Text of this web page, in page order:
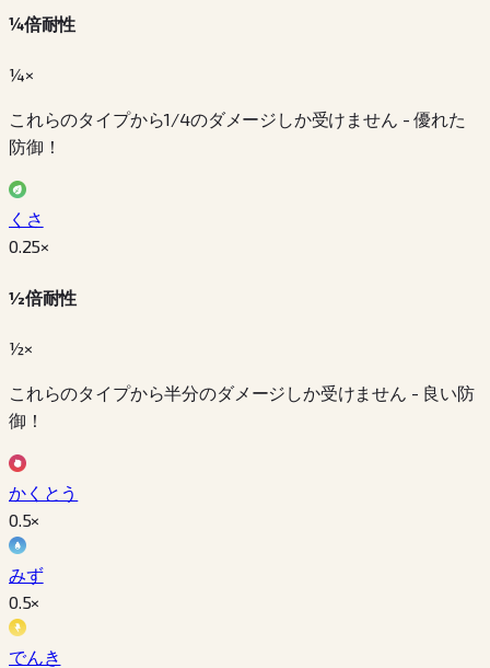
¼倍耐性
¼×
これらのタイプから1/4のダメージしか受けません - 優れた
防御！
くさ
0.25×
½倍耐性
½×
これらのタイプから半分のダメージしか受けません - 良い防
御！
かくとう
0.5×
みず
0.5×
でんき